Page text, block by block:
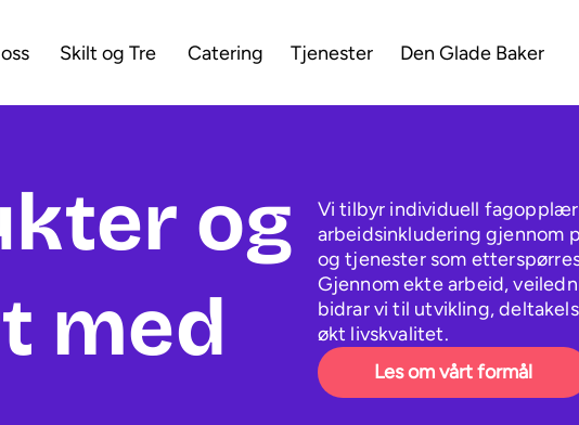
Skilt og Tre Catering Tjenester Den Glade Baker
og
med
Vi tilbyr individuell
arbeidsinkludering gjennom
og tjenester som
Gjennom ekte arbeid,
bidrar vi til utvikling,
økt livskvalitet.
Les om vårt formål